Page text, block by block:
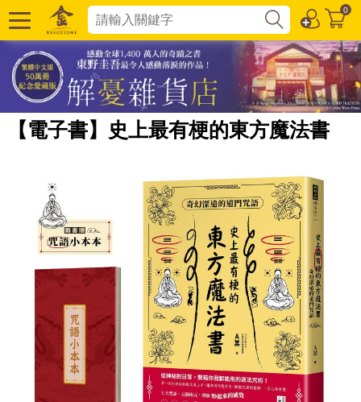
0
【電子書】史上最有梗的東方魔法書